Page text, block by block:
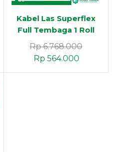
Kabel Las Superflex
Full Tembaga 1 Roll
100 Meter Kabel
Massa dan Tang Las
Inverter
Rp6.768.000
Rp 564.000